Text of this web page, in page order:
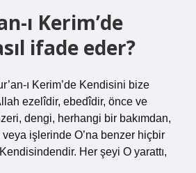
ı Kerim’de
ifade eder?
ı Kerim’de Kendisini bize
ezelîdir, ebedîdir, önce ve
dengi, herhangi bir bakımdan,
veya işlerinde O’na benzer hiçbir
Her şeyi O yarattı,